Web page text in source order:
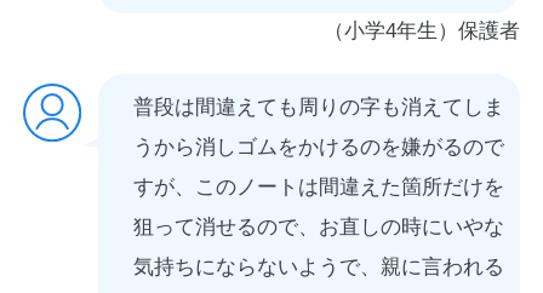
（小学4年生）保護者
普段は間違えても周りの字も消えてしま
うから消しゴムをかけるのを嫌がるので
すが、このノートは間違えた箇所だけを
狙って消せるので、お直しの時にいやな
気持ちにならないようで、親に言われる